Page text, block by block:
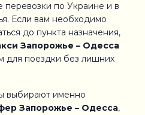
по Украине и в
Если вам необходимо
до пункта назначения,
Запорожье – Одесса
для поездки без лишних
выбирают именно
Запорожье – Одесса,